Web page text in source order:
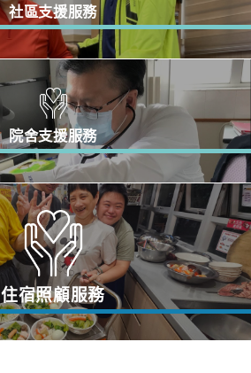
住宿照顧服務
社區支援服務
院舍支援服務